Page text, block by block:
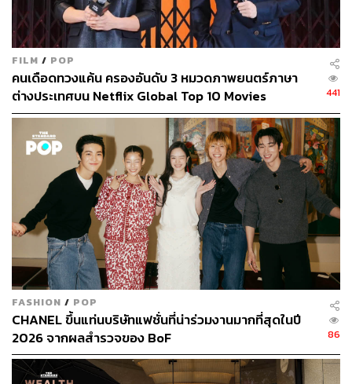
FILM / POP
คนเดือดทวงแค้น ครองอันดับ 3 หมวดภาพยนตร์ภาษา
ต่างประเทศบน Netflix Global Top 10 Movies
441
FASHION / POP
CHANEL ขึ้นแท่นบริษัทแฟชั่นที่น่าร่วมงานมากที่สุดในปี
2026 จากผลสำรวจของ BoF
86